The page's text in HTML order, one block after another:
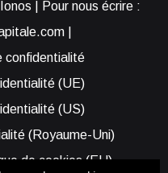
| Pour nous écrire :
|
confidentialité
(UE)
(US)
(Royaume-Uni)
de cookies (EU)